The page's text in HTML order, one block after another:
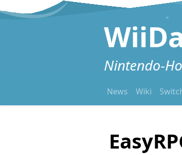
Zum Inhalt springen
Nintendo-
News Wiki